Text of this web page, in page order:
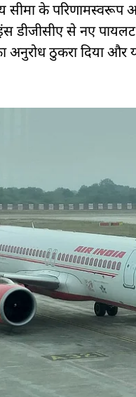
के परिणामस्वरूप
डीजीसीए से नए
अनुरोध ठुकरा दिया और